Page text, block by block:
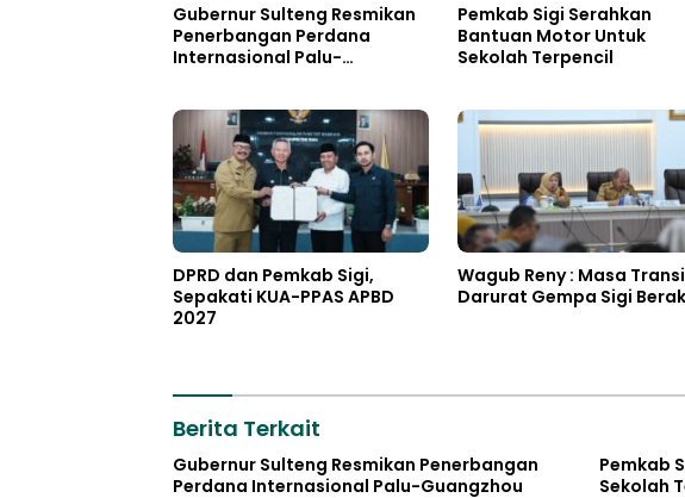
Gubernur Sulteng Resmikan
Penerbangan Perdana
Internasional Palu-
Pemkab Sigi Serahkan
Bantuan Motor Untuk
Sekolah Terpencil
DPRD dan Pemkab Sigi,
Sepakati KUA-PPAS APBD
2027
Wagub Reny : Masa
Darurat Gempa Sigi
Berita Terkait
Gubernur Sulteng Resmikan Penerbangan
Perdana Internasional Palu-Guangzhou
Pemkab
Sekolah